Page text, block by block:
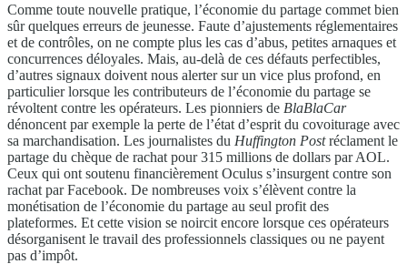
Comme toute nouvelle pratique, l’économie du partage commet bien
sûr quelques erreurs de jeunesse. Faute d’ajustements réglementaires
et de contrôles, on ne compte plus les cas d’abus, petites arnaques et
concurrences déloyales. Mais, au-delà de ces défauts perfectibles,
d’autres signaux doivent nous alerter sur un vice plus profond, en
particulier lorsque les contributeurs de l’économie du partage se
révoltent contre les opérateurs. Les pionniers de BlaBlaCar
dénoncent par exemple la perte de l’état d’esprit du covoiturage avec
sa marchandisation. Les journalistes du Huffington Postréclament le
partage du chèque de rachat pour 315 millions de dollars par AOL.
Ceux qui ont soutenu financièrement Oculus s’insurgent contre son
rachat par Facebook. De nombreuses voix s’élèvent contre la
monétisation de l’économie du partage au seul profit des
plateformes. Et cette vision se noircit encore lorsque ces opérateurs
désorganisent le travail des professionnels classiques ou ne payent
pas d’impôt.